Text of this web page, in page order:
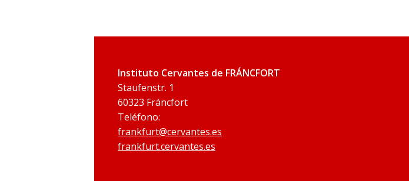
Instituto Cervantes de FRÁNCFORT
Staufenstr. 1
60323 Fráncfort
Teléfono:
frankfurt@cervantes.es
frankfurt.cervantes.es